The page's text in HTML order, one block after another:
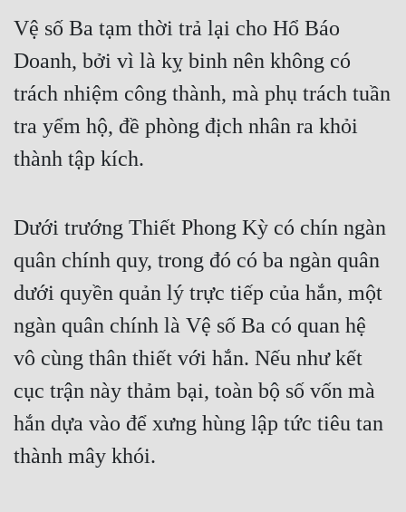
Vệ số Ba tạm thời trả lại cho Hổ Báo
Doanh, bởi vì là kỵ binh nên không có
trách nhiệm công thành, mà phụ trách tuần
tra yểm hộ, đề phòng địch nhân ra khỏi
thành tập kích.
Dưới trướng Thiết Phong Kỳ có chín ngàn
quân chính quy, trong đó có ba ngàn quân
dưới quyền quản lý trực tiếp của hắn, một
ngàn quân chính là Vệ số Ba có quan hệ
vô cùng thân thiết với hắn. Nếu như kết
cục trận này thảm bại, toàn bộ số vốn mà
hắn dựa vào để xưng hùng lập tức tiêu tan
thành mây khói.